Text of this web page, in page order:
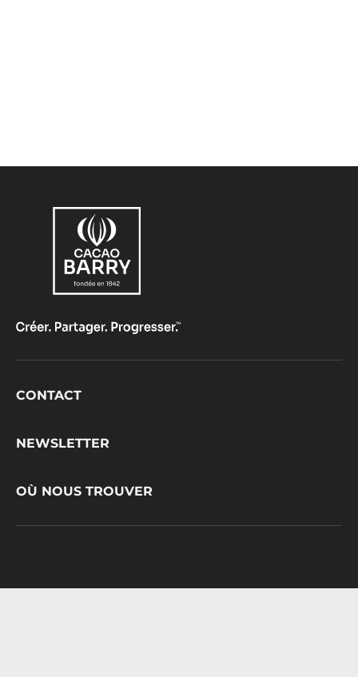
Footer
CONTACT
NEWSLETTER
OÙ NOUS TROUVER